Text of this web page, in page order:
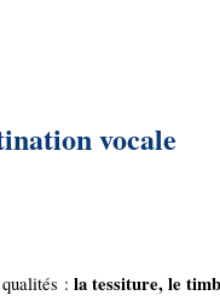
vocale
: la tessiture, le